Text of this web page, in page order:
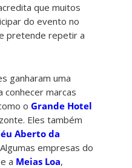
que muitos
do evento no
pretende repetir a
ganharam uma
conhecer marcas
oGrande Hotel
Eles também
Aberto da
empresas do
e a Meias Loa,